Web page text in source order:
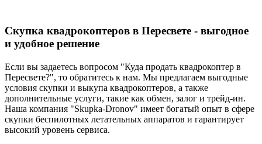
Скупка квадрокоптеров в Пересвете - выгодное
и удобное решение
Если вы задаетесь вопросом "Куда продать квадрокоптер в
Пересвете?", то обратитесь к нам. Мы предлагаем выгодные
условия скупки и выкупа квадрокоптеров, а также
дополнительные услуги, такие как обмен, залог и трейд-ин.
Наша компания "Skupka-Dronov" имеет богатый опыт в сфере
скупки беспилотных летательных аппаратов и гарантирует
высокий уровень сервиса.